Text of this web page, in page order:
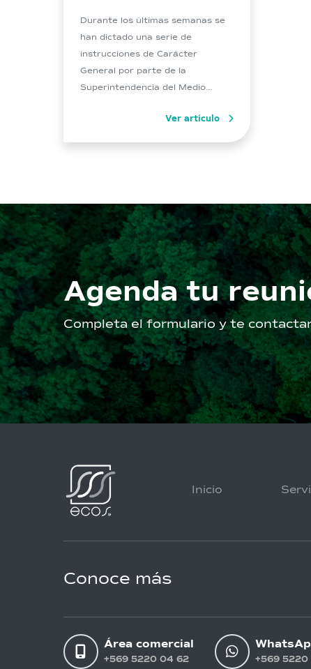
de la fiscalización
Durante los últimas semanas se
han dictado una serie de
instrucciones de Carácter
General por parte de la
Superintendencia del Medio
avanzar en la operatividad de la
sistemas remotos. El senior Ivan
Honorato Vidal considera que […]
Ver artículo
Agenda tu
Completa el formulario y te
Inicio
Conoce más
Área comercial
+569 5220 04 62 +569 5220